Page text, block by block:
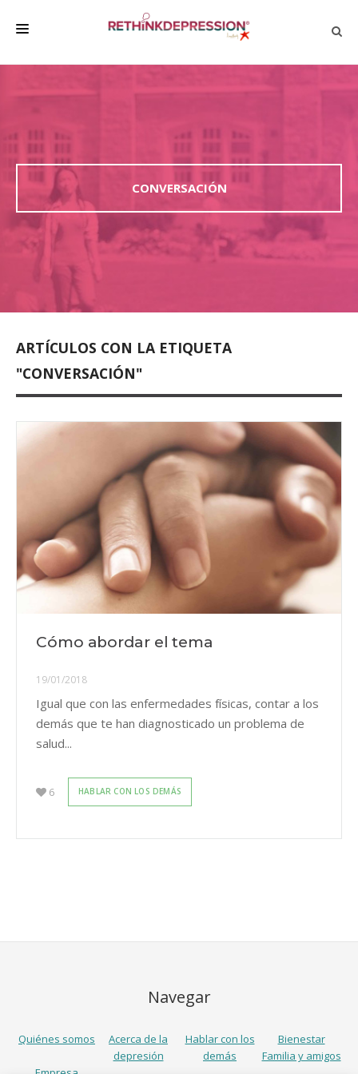
HABLAR CON LOS DEMÁS
BIENESTAR
FAMILIA Y AMIGOS
EMPRESA
DEPRESSÃO SEM RODEIOS
CONVERSACIÓN
ARTÍCULOS CON LA ETIQUETA
"CONVERSACIÓN"
Cómo abordar el tema
19/01/2018
Igual que con las enfermedades físicas, contar a los
demás que te han diagnosticado un problema de
salud...
6 HABLAR CON LOS DEMÁS
Navegar
Quiénes somos
Acerca de la
depresión
Hablar con los
demás
Bienestar
Familia y amigos